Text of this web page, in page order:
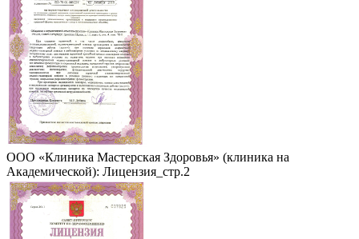
ООО «Клиника Мастерская Здоровья» (клиника на
Академической): Лицензия_стр.2